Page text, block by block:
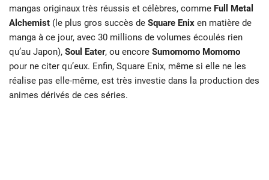
mangas originaux très réussis et célèbres, comme Full Metal
Alchemist (le plus gros succès de Square Enix en matière de
manga à ce jour, avec 30 millions de volumes écoulés rien
qu’au Japon), Soul Eater, ou encore Sumomomo Momomo
pour ne citer qu’eux. Enfin, Square Enix, même si elle ne les
réalise pas elle-même, est très investie dans la production des
animes dérivés de ces séries.